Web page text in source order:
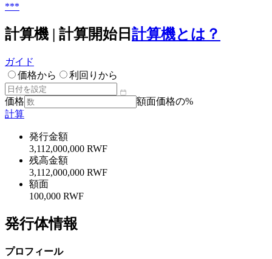
***
計算機 | 計算開始日 計算機とは？
ガイド
価格から
利回りから
価格
額面価格の%
計算
発行金額
3,112,000,000 RWF
残高金額
3,112,000,000 RWF
額面
100,000 RWF
発行体情報
プロフィール